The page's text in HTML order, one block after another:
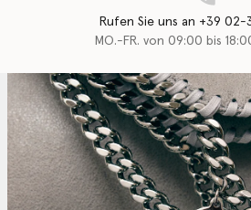
Rufen Sie uns an +39
MO.-FR. von 09:00 bis